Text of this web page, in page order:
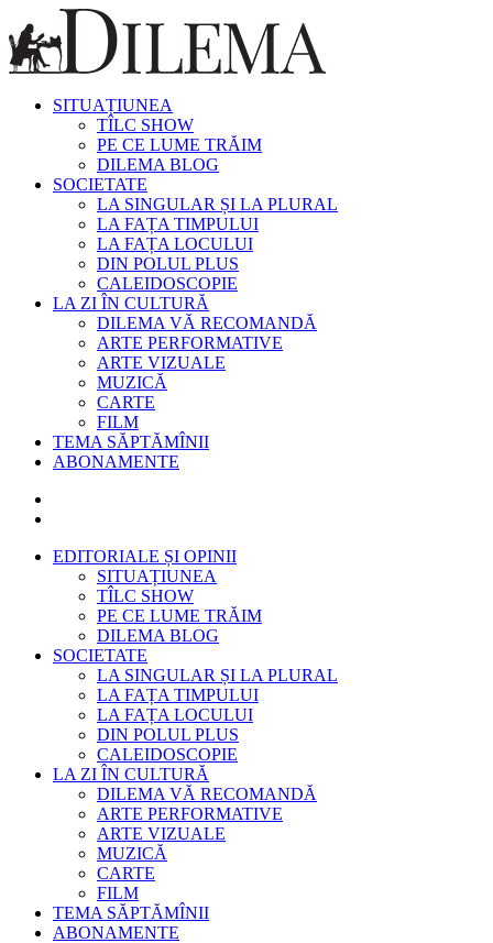
SITUAȚIUNEA
TÎLC SHOW
PE CE LUME TRĂIM
DILEMA BLOG
SOCIETATE
LA SINGULAR ȘI LA PLURAL
LA FAȚA TIMPULUI
LA FAȚA LOCULUI
DIN POLUL PLUS
CALEIDOSCOPIE
LA ZI ÎN CULTURĂ
DILEMA VĂ RECOMANDĂ
ARTE PERFORMATIVE
ARTE VIZUALE
MUZICĂ
CARTE
FILM
TEMA SĂPTĂMÎNII
ABONAMENTE
EDITORIALE ȘI OPINII
SITUAȚIUNEA
TÎLC SHOW
PE CE LUME TRĂIM
DILEMA BLOG
SOCIETATE
LA SINGULAR ȘI LA PLURAL
LA FAȚA TIMPULUI
LA FAȚA LOCULUI
DIN POLUL PLUS
CALEIDOSCOPIE
LA ZI ÎN CULTURĂ
DILEMA VĂ RECOMANDĂ
ARTE PERFORMATIVE
ARTE VIZUALE
MUZICĂ
CARTE
FILM
TEMA SĂPTĂMÎNII
ABONAMENTE